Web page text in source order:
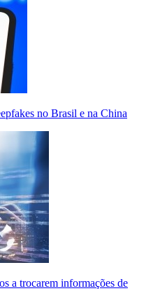
no Brasil e na China
a trocarem informações de